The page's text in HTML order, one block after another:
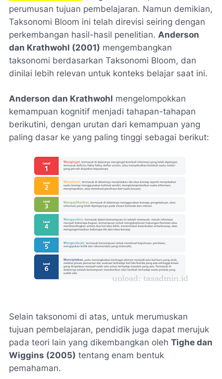
perumusan tujuan pembelajaran. Namun demikian,
Taksonomi Bloom ini telah direvisi seiring dengan
perkembangan hasil-hasil penelitian. Anderson
dan Krathwohl (2001) mengembangkan
taksonomi berdasarkan Taksonomi Bloom, dan
dinilai lebih relevan untuk konteks belajar saat ini.
Anderson dan Krathwohl mengelompokkan
kemampuan kognitif menjadi tahapan-tahapan
berikutini, dengan urutan dari kemampuan yang
paling dasar ke yang paling tinggi sebagai berikut:
Selain taksonomi di atas, untuk merumuskan
tujuan pembelajaran, pendidik juga dapat merujuk
pada teori lain yang dikembangkan oleh Tighe dan
Wiggins (2005) tentang enam bentuk
pemahaman.